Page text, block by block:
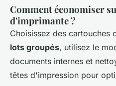
Comment économiser
d'imprimante ?
Choisissez des cartouches
lots groupés, utilisez le
documents internes et
têtes d'impression pour